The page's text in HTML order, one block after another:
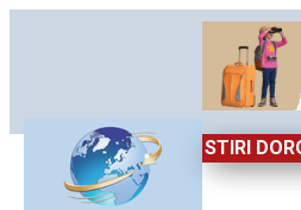
STIRI
Sărbătoare!” – trei zile dedicate